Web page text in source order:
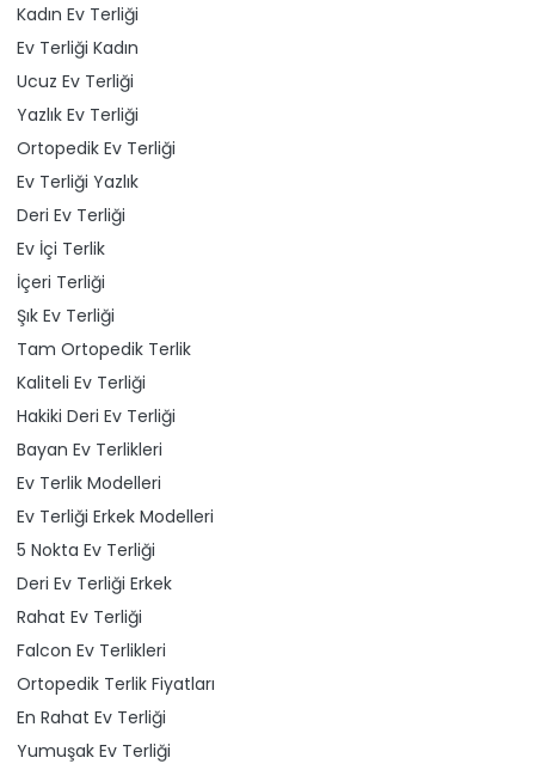
Kadın Ev Terliği
Ev Terliği Kadın
Ucuz Ev Terliği
Yazlık Ev Terliği
Ortopedik Ev Terliği
Ev Terliği Yazlık
Deri Ev Terliği
Ev İçi Terlik
İçeri Terliği
Şık Ev Terliği
Tam Ortopedik Terlik
Kaliteli Ev Terliği
Hakiki Deri Ev Terliği
Bayan Ev Terlikleri
Ev Terlik Modelleri
Ev Terliği Erkek Modelleri
5 Nokta Ev Terliği
Deri Ev Terliği Erkek
Rahat Ev Terliği
Falcon Ev Terlikleri
Ortopedik Terlik Fiyatları
En Rahat Ev Terliği
Yumuşak Ev Terliği